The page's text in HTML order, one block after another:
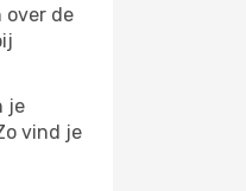
over de
je
vind je